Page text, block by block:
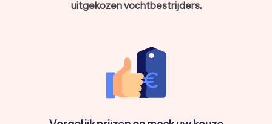
uitgekozen vochtbestrijders.